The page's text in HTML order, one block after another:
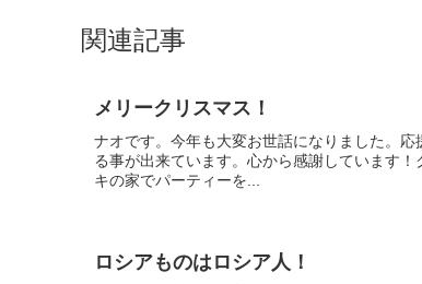
関連記事
メリークリスマス！
ナオです。今年も大変お世話になりました。
る事が出来ています。心から感謝しています
キの家でパーティーを...
ロシアものはロシア人！